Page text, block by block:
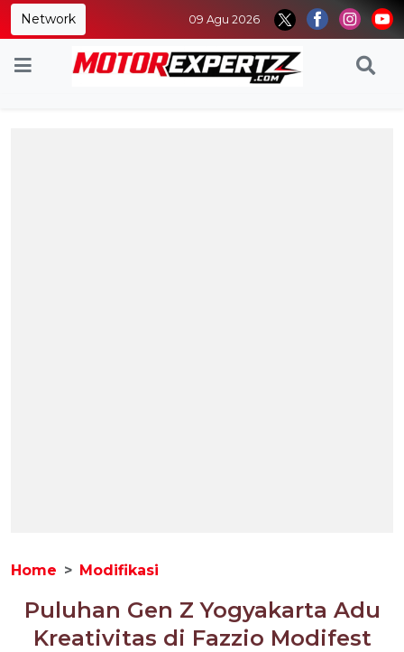
Network 09 Agu 2026
Home Modifikasi
Puluhan Gen Z Yogyakarta Adu
Kreativitas di Fazzio Modifest